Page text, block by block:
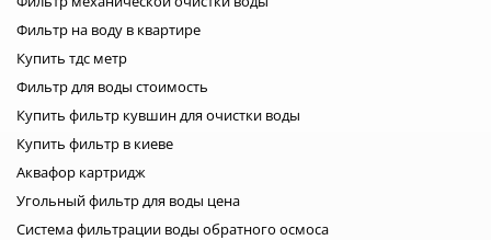
Фильтр на воду в квартире
Купить тдс метр
Фильтр для воды стоимость
Купить фильтр кувшин для очистки воды
Купить фильтр в киеве
Аквафор картридж
Угольный фильтр для воды цена
Система фильтрации воды обратного осмоса